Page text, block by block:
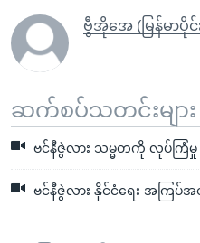
ဗွီအိုအေ (မြန်မာပိုင်
ဆက်စပ်သတင်းများ
ဗင်နီဇွဲလား သမ္မတကို လုပ်က
ဗင်နီဇွဲလား နိုင်ငံရေး အကြပ်